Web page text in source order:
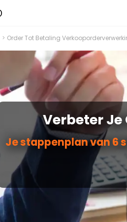
> Order Tot Betaling
Verbeter
Je stappenplan van 6